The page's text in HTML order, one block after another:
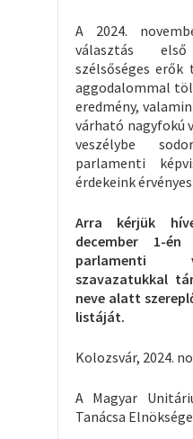
A 2024.
választás
szélsőséges erők
aggodalommal
eredmény,
várható nagyfokú
veszélybe
parlamenti
érdekeink
Arra kérjük
december 1-
parlamenti
szavazatukkal
neve alatt
listáját.
Kolozsvár, 2024.
A Magyar
Tanácsa Elnöksége